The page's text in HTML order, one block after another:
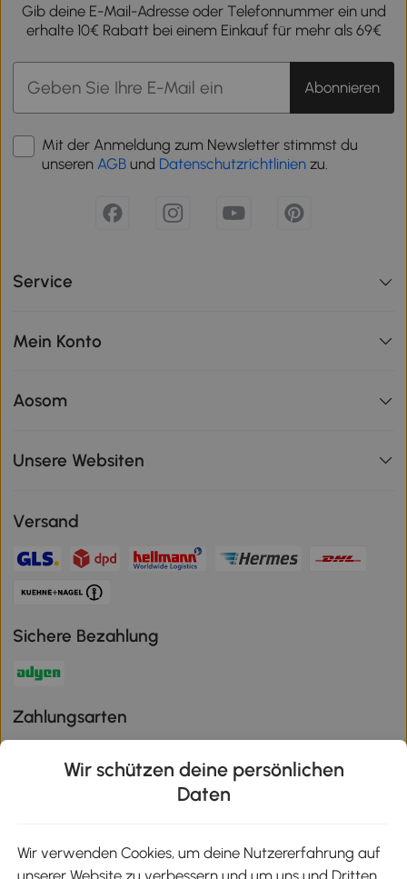
Gib deine E-Mail-Adresse oder Telefonnummer ein und
erhalte 10€ Rabatt bei einem Einkauf für mehr als 69€
Abonnieren
Mit der Anmeldung zum Newsletter stimmst du
unseren AGB und Datenschutzrichtlinien zu.
Service
Mein Konto
Aosom
Unsere Websiten
Versand
Sichere Bezahlung
Zahlungsarten
Wir schützen deine persönlichen
Daten
Wir verwenden Cookies, um deine Nutzererfahrung auf